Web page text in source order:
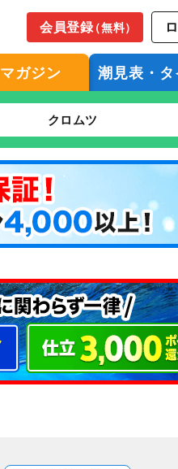
会員登録（無料）
マガジン 潮見表・
クロムツ